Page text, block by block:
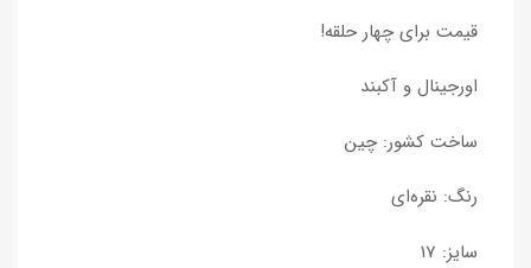
قیمت برای چهار حلقه!
اورجینال و آکبند
ساخت کشور: چین
رنگ: نقره‌ای
سایز: 17